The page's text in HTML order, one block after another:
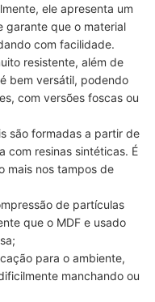
ele apresenta um
garante que o material
com facilidade.
resistente, além de
bem versátil, podendo
com versões foscas ou
são formadas a partir de
com resinas sintéticas. É
mais nos tampos de
de partículas
que o MDF e usado
para o ambiente,
manchando ou